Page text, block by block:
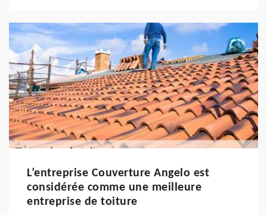
L’entreprise Couverture Angelo est
considérée comme une meilleure
entreprise de toiture